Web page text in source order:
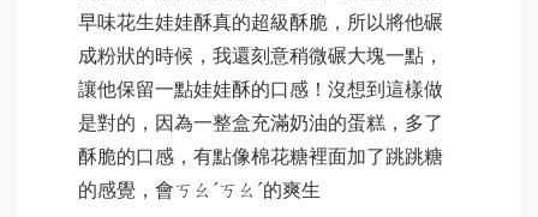
早味花生娃娃酥真的超級酥脆，所以將他碾
成粉狀的時候，我還刻意稍微碾大塊一點，
讓他保留一點娃娃酥的口感！沒想到這樣做
是對的，因為一整盒充滿奶油的蛋糕，多了
酥脆的口感，有點像棉花糖裡面加了跳跳糖
的感覺，會ㄎㄠˊㄎㄠˊ的爽生